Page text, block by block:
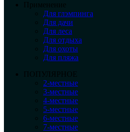
Применение
Для глэмпинга
Для дачи
Для леса
Для отдыха
Для охоты
Для пляжа
ПОПУЛЯРНОЕ
2-местные
3-местные
4-местные
5-местные
6-местные
7-местные